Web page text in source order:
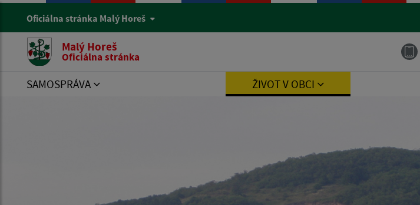
Oficiálna stránka Malý Horeš
Malý Horeš
Oficiálna stránka
SAMOSPRÁVA ŽIVOT V OBCI